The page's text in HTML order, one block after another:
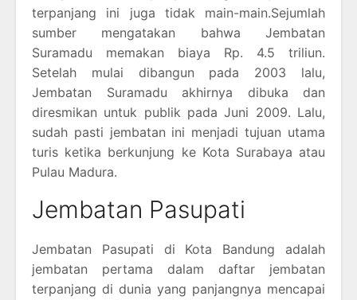
terpanjang ini juga tidak main-main.Sejumlah
sumber mengatakan bahwa Jembatan
Suramadu memakan biaya Rp. 4.5 triliun.
Setelah mulai dibangun pada 2003 lalu,
Jembatan Suramadu akhirnya dibuka dan
diresmikan untuk publik pada Juni 2009. Lalu,
sudah pasti jembatan ini menjadi tujuan utama
turis ketika berkunjung ke Kota Surabaya atau
Pulau Madura.
Jembatan Pasupati
Jembatan Pasupati di Kota Bandung adalah
jembatan pertama dalam daftar jembatan
terpanjang di dunia yang panjangnya mencapai